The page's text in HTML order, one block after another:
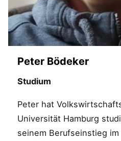
Peter Bödeker
Studium
Peter hat
Universität Hamburg
seinem Berufseinstieg